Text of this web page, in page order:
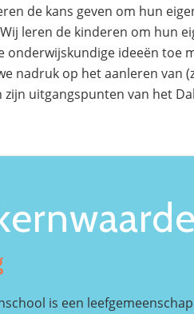
de kans geven om hun
leren de kinderen om hun
onderwijskundige ideeën toe
nadruk op het aanleren
zijn uitgangspunten van het
is een